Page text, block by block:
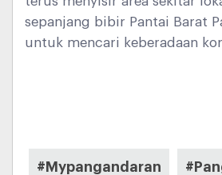
sepanjang bibir Pantai Barat
untuk mencari keberadaan
#Mypangandaran